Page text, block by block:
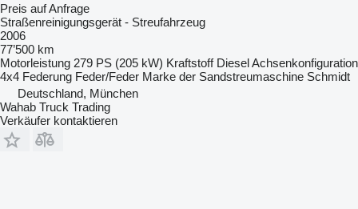
Preis auf Anfrage
Straßenreinigungsgerät - Streufahrzeug
2006
77’500 km
Motorleistung 279 PS (205 kW) Kraftstoff DieselAchsenkonfiguration
4x4 Federung Feder/Feder Marke der Sandstreumaschine Schmidt
Deutschland, München
Wahab Truck Trading
Verkäufer kontaktieren